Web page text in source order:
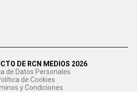
DE RCN MEDIOS 2026
de Datos Personales
de Cookies
y Condiciones